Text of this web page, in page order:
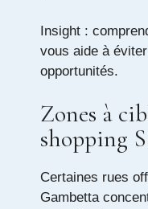
Insight :
vous aide à
opportunités.
Zones à
shopping
Certaines rues
Gambetta